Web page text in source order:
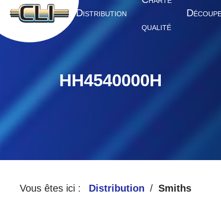
A CCUEIL DISTRIBUTION
QUALITÉ
D
HH4540000H
Vous êtes ici : Distribution
Smiths